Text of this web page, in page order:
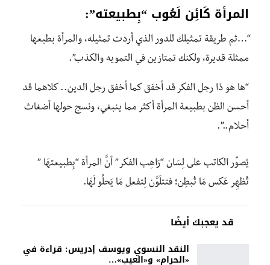
المرأة كَائِن لَعُوب “بِطبيعته”:
“…ثم طريقة تمثيلك للدور الذي أردت تمثيله، والمرأة بطبعها
ممثلة قديرة، ولكنك تمتازين في التمويه والكذب”.
“ها هو ذا رجل الفكر قد أخفق كما أخفق رجل الدين.. كلاهما قد
أحسن الظن بطبيعة المرأة أكثر مما ينبغي، ونسج حولها أضغاث
أحلام..”.
يُصوِّر الكاتب على لِسَان “رَاهِب الفكر” أنَّ المرأة “بِطبيعتهَا ”
تُظهِر عَكس مَا تُبطِن؛ فتتلَوَّن لِتفعل مَا يَحلُو لَهَا.
قد يعجبك أيضًا
النقد النسوي ويوسف إدريس: قراءة في
«الحرام» و«العيب»…